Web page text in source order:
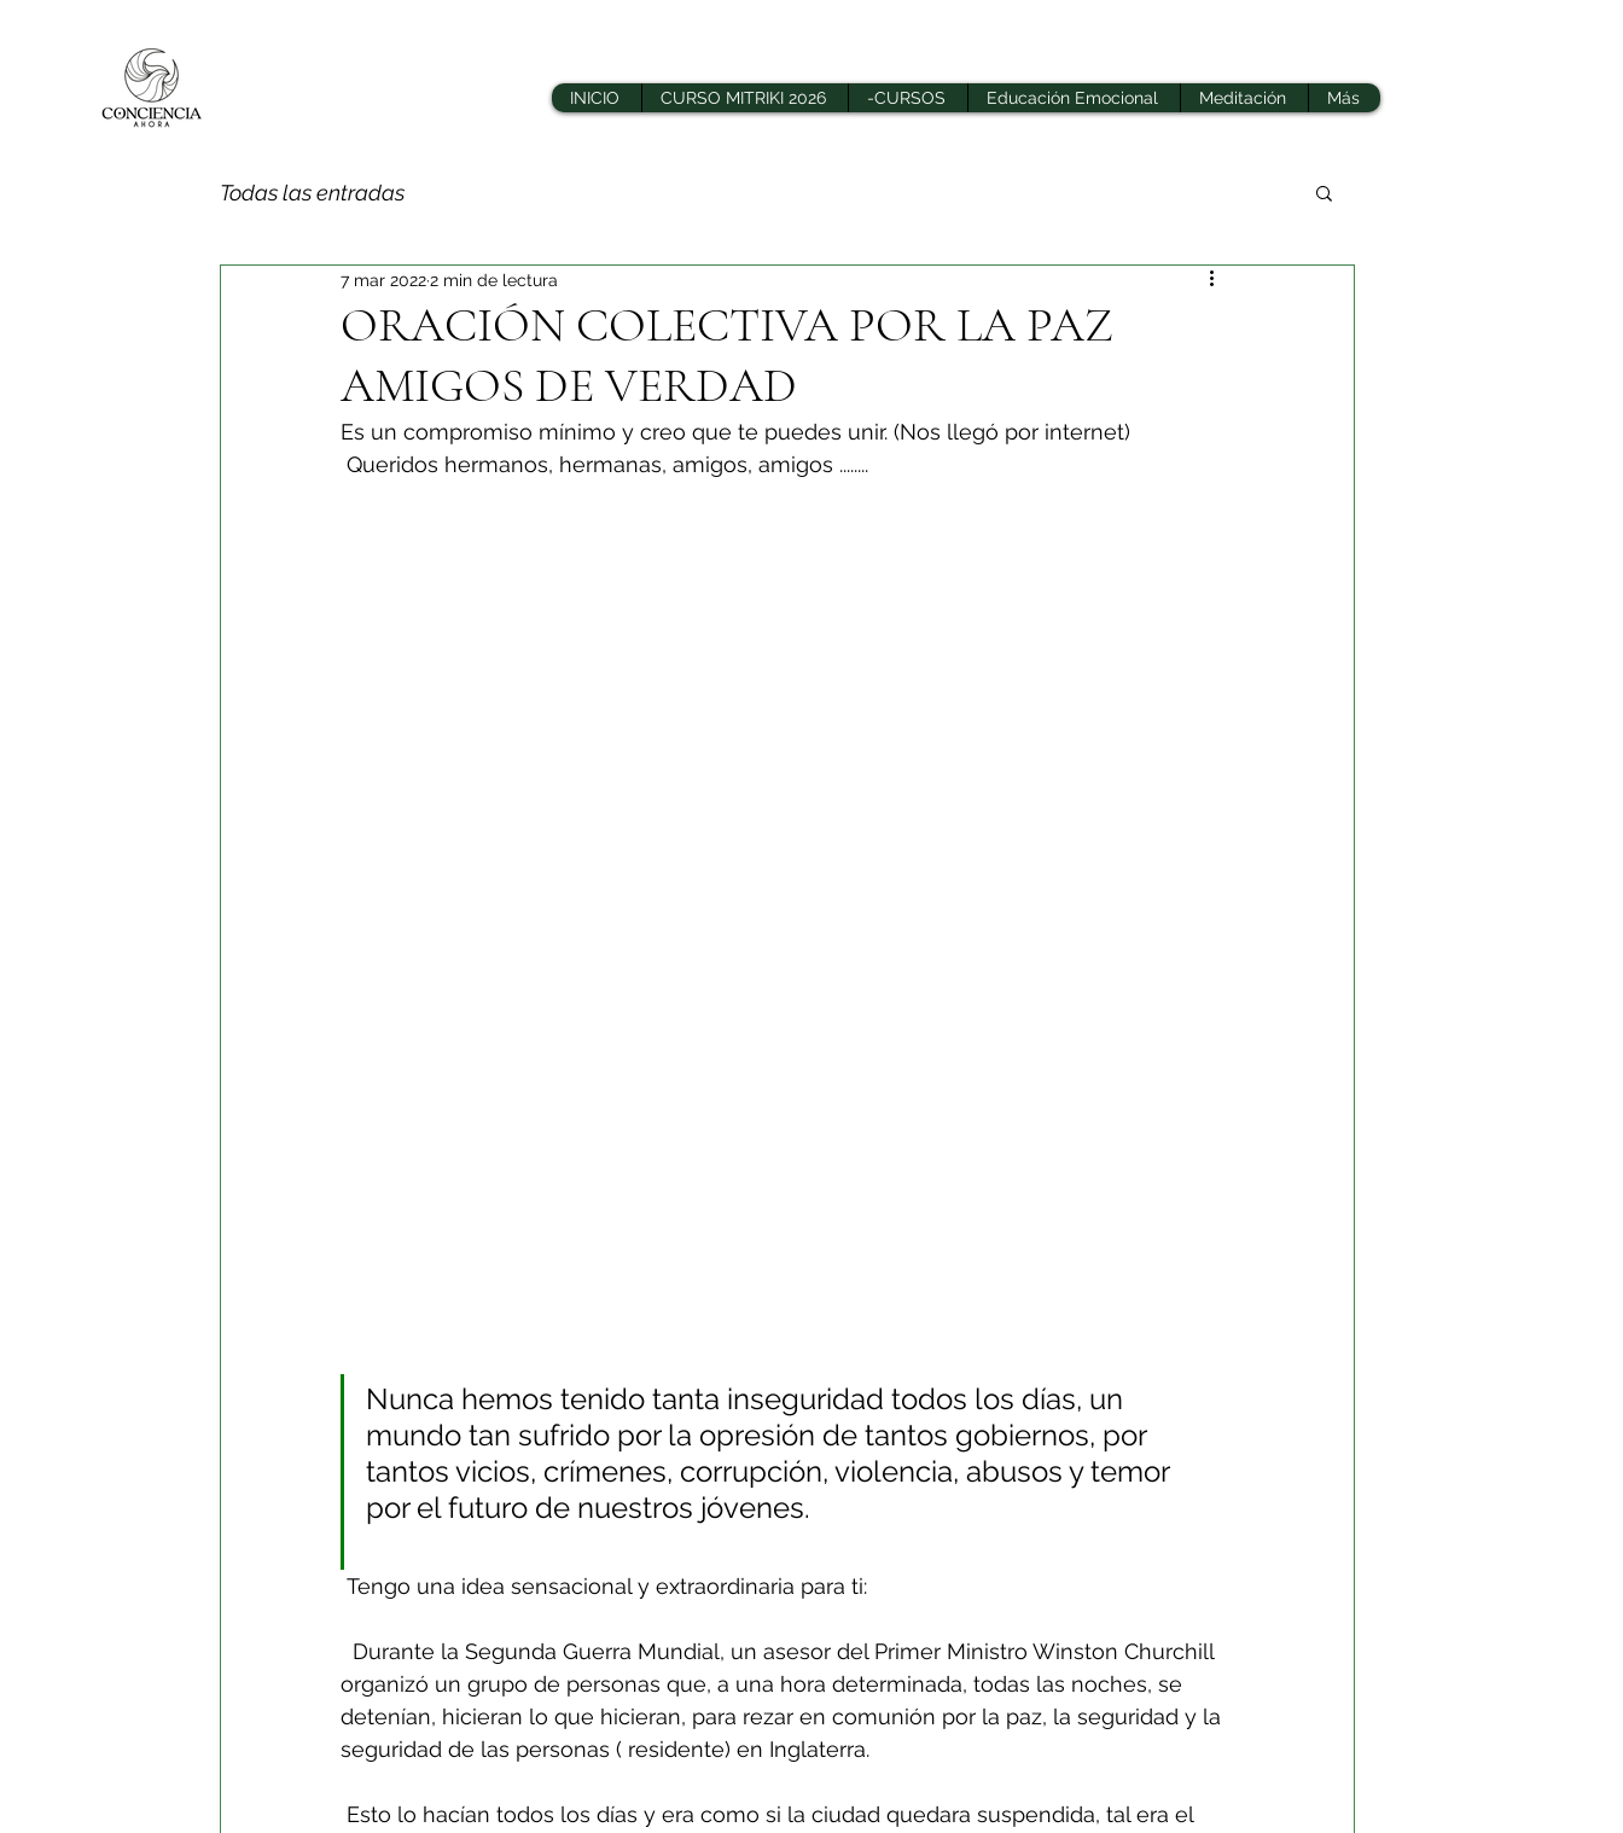
INICIO CURSO MITRIKI 2026 -CURSOS Educación Emocional Meditación Más
Todas las entradas
ORACIÓN COLECTIVA POR LA PAZ
AMIGOS DE VERDAD
7 mar 20222 min de lectura
Es un compromiso mínimo y creo que te puedes unir. (Nos llegó por internet)
Queridos hermanos, hermanas, amigos, amigos ........
Nunca hemos tenido tanta inseguridad todos los días, un
mundo tan sufrido por la opresión de tantos gobiernos, por
tantos vicios, crímenes, corrupción, violencia, abusos y temor
por el futuro de nuestros jóvenes.
Tengo una idea sensacional y extraordinaria para ti:
organizó un grupo de personas que, a una hora determinada, todas las noches, se
detenían, hicieran lo que hicieran, para rezar en comunión por la paz, la seguridad y la
seguridad de las personas ( residente) en Inglaterra.